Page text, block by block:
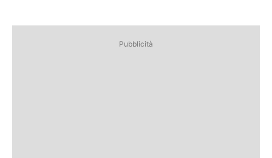
Pubblicità